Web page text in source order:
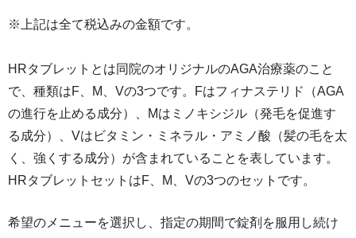
※上記は全て税込みの金額です。
HRタブレットとは同院のオリジナルのAGA治療薬のこと
で、種類はF、M、Vの3つです。Fはフィナステリド（AGA
の進行を止める成分）、Mはミノキシジル（発毛を促進す
る成分）、Vはビタミン・ミネラル・アミノ酸（髪の毛を太
く、強くする成分）が含まれていることを表しています。
HRタブレットセットはF、M、Vの3つのセットです。
希望のメニューを選択し、指定の期間で錠剤を服用し続け